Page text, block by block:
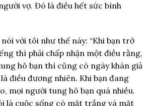
vợ. Đó là điều hết sức bình
với tôi như thế này: “Khi bạn trở
thì phải chấp nhận một điều rằng,
hô bạn thì cũng có ngày khán giả
điều đương nhiên. Khi bạn đang
mọi người tung hô bạn quá nhiều.
là cuộc sống có mặt trắng và mặt